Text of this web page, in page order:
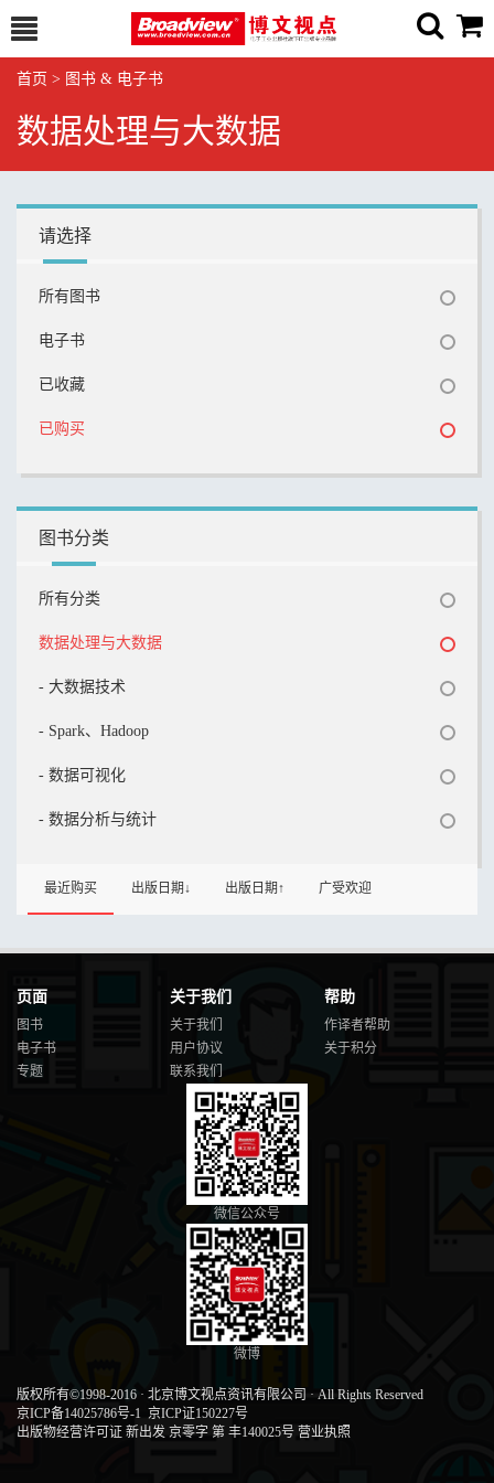
首页 > 图书 & 电子书
数据处理与大数据
请选择
所有图书
电子书
已收藏
已购买
图书分类
所有分类
数据处理与大数据
- 大数据技术
- Spark、Hadoop
- 数据可视化
- 数据分析与统计
最近购买 出版日期↓ 出版日期↑ 广受欢迎
页面
图书
电子书
专题
关于我们
关于我们
用户协议
联系我们
帮助
作译者帮助
关于积分
微信公众号
微博
版权所有©1998-2016 · 北京博文视点资讯有限公司 · All Rights Reserved
京ICP备14025786号-1 京ICP证150227号
出版物经营许可证 新出发 京零字 第 丰140025号 营业执照